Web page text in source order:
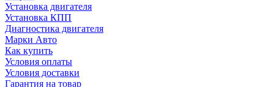
Установка двигателя
Установка КПП
Диагностика двигателя
Марки Авто
Как купить
Условия оплаты
Условия доставки
Гарантия на товар